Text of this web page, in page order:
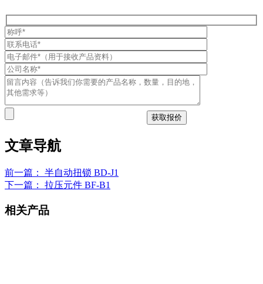
文章导航
前一篇：
半自动扭锁 BD-J1
下一篇：
拉压元件 BF-B1
相关产品